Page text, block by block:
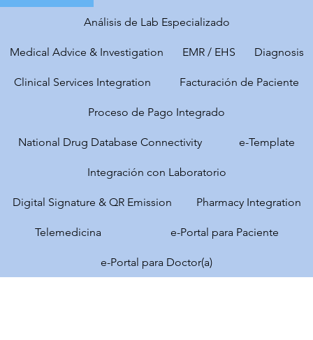
Análisis de Lab Especializado
Medical Advice & Investigation EMR / EHS Diagnosis
Clinical Services Integration Facturación de Paciente
Proceso de Pago Integrado
National Drug Database Connectivity e-Template
Integración con Laboratorio
Digital Signature & QR Emission Pharmacy Integration
Telemedicina e-Portal para Paciente
e-Portal para Doctor(a)